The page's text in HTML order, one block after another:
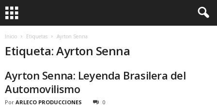
Inicio Etiquetas Ayrton Senna
Etiqueta: Ayrton Senna
Ayrton Senna: Leyenda Brasilera del
Automovilismo
Por ARLECO PRODUCCIONES 0